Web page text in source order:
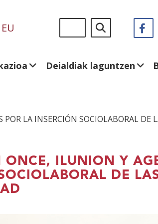
EU
en:
Deialdiak laguntzen
LA INSERCIÓN SOCIOLABORAL DE
ONCE, ILUNION Y
DE